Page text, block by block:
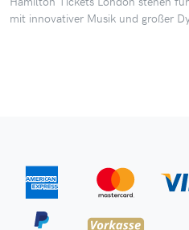
mit innovativer Musik und großer